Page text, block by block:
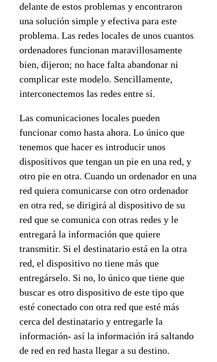
delante de estos problemas y encontraron
una solución simple y efectiva para este
problema. Las redes locales de unos cuantos
ordenadores funcionan maravillosamente
bien, dijeron; no hace falta abandonar ni
complicar este modelo. Sencillamente,
interconectemos las redes entre sí.
Las comunicaciones locales pueden
funcionar como hasta ahora. Lo único que
tenemos que hacer es introducir unos
dispositivos que tengan un pie en una red, y
otro pie en otra. Cuando un ordenador en una
red quiera comunicarse con otro ordenador
en otra red, se dirigirá al dispositivo de su
red que se comunica con otras redes y le
entregará la información que quiere
transmitir. Si el destinatario está en la otra
red, el dispositivo no tiene más que
entregárselo. Si no, lo único que tiene que
buscar es otro dispositivo de este tipo que
esté conectado con otra red que esté más
cerca del destinatario y entregarle la
información- así la información irá saltando
de red en red hasta llegar a su destino.